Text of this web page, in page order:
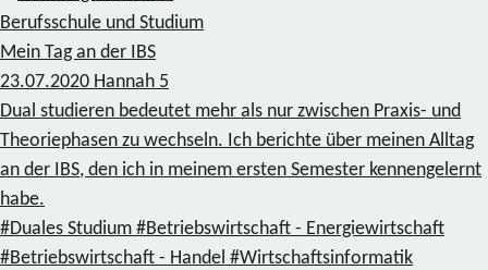
Berufsschule und Studium
Mein Tag an der IBS
23.07.2020 Hannah 5
Dual studieren bedeutet mehr als nur zwischen Praxis- und
Theoriephasen zu wechseln. Ich berichte über meinen Alltag
an der IBS, den ich in meinem ersten Semester kennengelernt
habe.
#Duales Studium #Betriebswirtschaft - Energiewirtschaft
#Betriebswirtschaft - Handel #Wirtschaftsinformatik